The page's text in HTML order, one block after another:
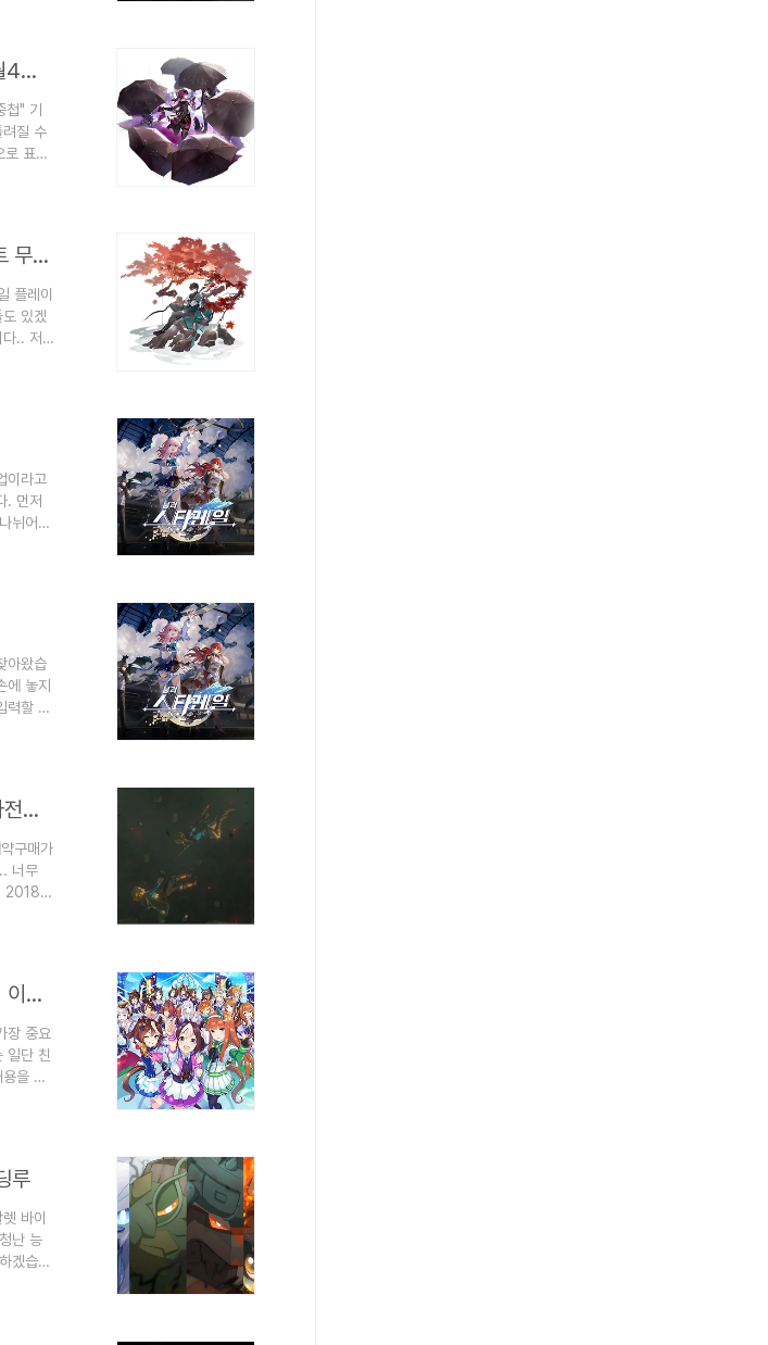
둘다
붕괴 : 스타레일[Honkai Star Rail] 캐릭별 추천 광추 리스트 <5월4일 기준>
" 기
질 수
표로
레일
붕괴 : 스타레일[Honkai : Star Rail] 호요랩 출석체크 및 웹 이벤트 무료성옥 얻는법
플레이
있겠
.. 저
이라고
. 먼저
뉘어
지션
아왔습
놓지
력할 수
까지
젤다의 전설 티어스 오브 더 킹덤 왕국의 눈물 예약판매 예약구매 사전예약
구매가
너무
2018년
레일
우마무스메 티어 티어표 (2023년) 기간 한정 최대 100회 무료뽑기 이벤트
장 중요
일단 친
을 하
크릭,
루
바이
난 능
겠습니
의 목